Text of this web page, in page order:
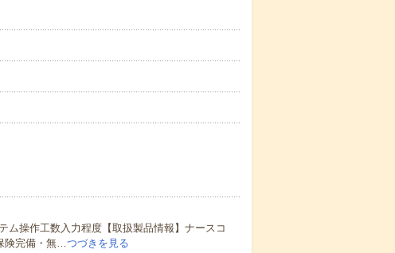
ム操作工数入力程度【取扱製品情報】ナースコ
険完備・無…つづきを見る